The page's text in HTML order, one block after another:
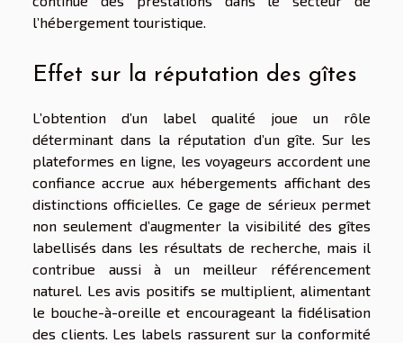
l’hébergement touristique.
Effet sur la réputation des gîtes
L’obtention d’un label qualité joue un rôle
déterminant dans la réputation d’un gîte. Sur les
plateformes en ligne, les voyageurs accordent une
confiance accrue aux hébergements affichant des
distinctions officielles. Ce gage de sérieux permet
non seulement d’augmenter la visibilité des gîtes
labellisés dans les résultats de recherche, mais il
contribue aussi à un meilleur référencement
naturel. Les avis positifs se multiplient, alimentant
le bouche-à-oreille et encourageant la fidélisation
des clients. Les labels rassurent sur la conformité